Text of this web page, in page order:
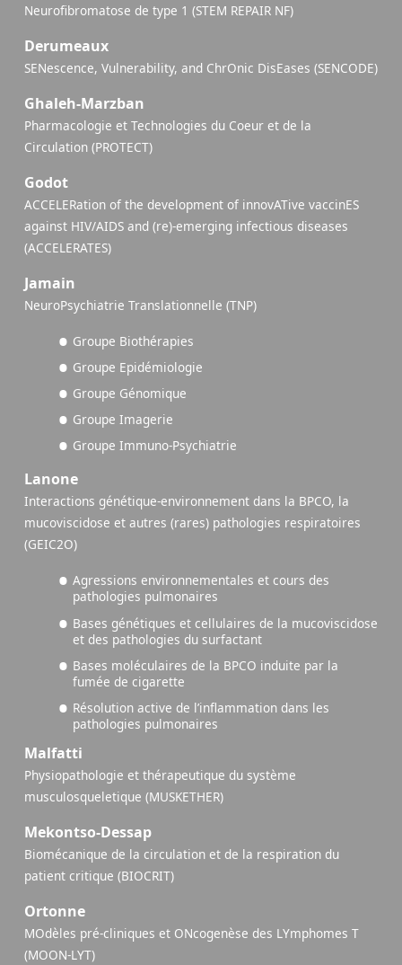
Neurofibromatose de type 1 (STEM REPAIR NF)
Derumeaux
SENescence, Vulnerability, and ChrOnic DisEases (SENCODE)
Ghaleh-Marzban
Pharmacologie et Technologies du Coeur et de la
Circulation (PROTECT)
Godot
ACCELERation of the development of innovATive vaccinES
against HIV/AIDS and (re)-emerging infectious diseases
(ACCELERATES)
Jamain
NeuroPsychiatrie Translationnelle (TNP)
Groupe Biothérapies
Groupe Epidémiologie
Groupe Génomique
Groupe Imagerie
Groupe Immuno-Psychiatrie
Lanone
Interactions génétique-environnement dans la BPCO, la
mucoviscidose et autres (rares) pathologies respiratoires
(GEIC2O)
Agressions environnementales et cours des
pathologies pulmonaires
Bases génétiques et cellulaires de la mucoviscidose
et des pathologies du surfactant
Bases moléculaires de la BPCO induite par la
fumée de cigarette
Résolution active de l’inflammation dans les
pathologies pulmonaires
Malfatti
Physiopathologie et thérapeutique du système
musculosqueletique (MUSKETHER)
Mekontso-Dessap
Biomécanique de la circulation et de la respiration du
patient critique (BIOCRIT)
Ortonne
MOdèles pré-cliniques et ONcogenèse des LYmphomes T
(MOON-LYT)